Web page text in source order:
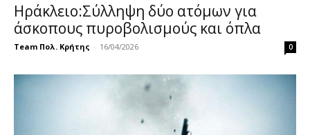
Ηράκλειο:Σύλληψη δύο ατόμων για
άσκοπους πυροβολισμούς και όπλα
Team Πολ. Κρήτης - 16/04/2026 0